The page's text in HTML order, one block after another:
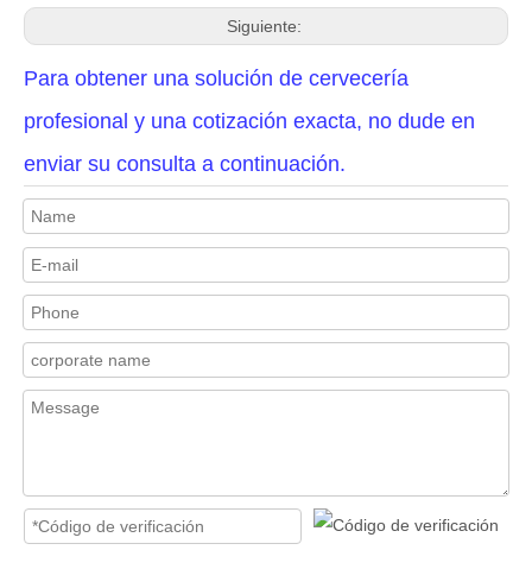
Siguiente:
Para obtener una solución de cervecería
profesional y una cotización exacta, no dude en
enviar su consulta a continuación.